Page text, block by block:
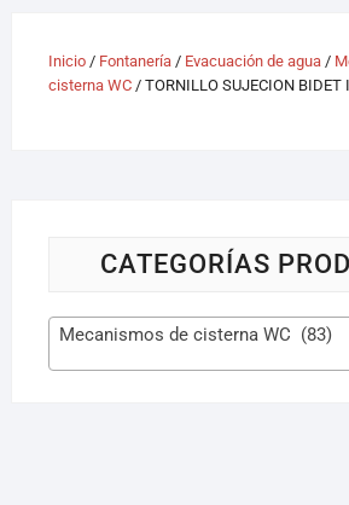
Inicio/ Fontanería/ Evacuación de agua/
cisterna WC/ TORNILLO SUJECION BIDET
CATEGORÍAS
Mecanismos de cisterna WC (83)